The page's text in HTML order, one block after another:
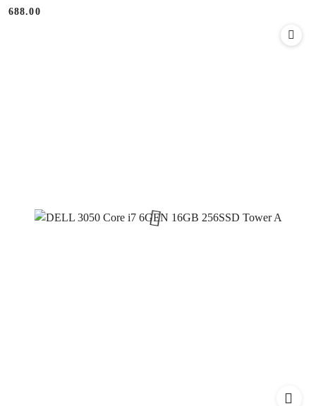
Cena:
688.00